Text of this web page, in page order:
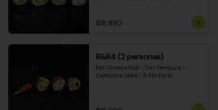
ciboulette) 10 (Pollo teriyaki - palta -
envuelto en queso crema)
$18.990
R&R4 (2 personas)
Ebi Cheese Roll - Tori Tempura -
California Sake - 5 Ebi Furai